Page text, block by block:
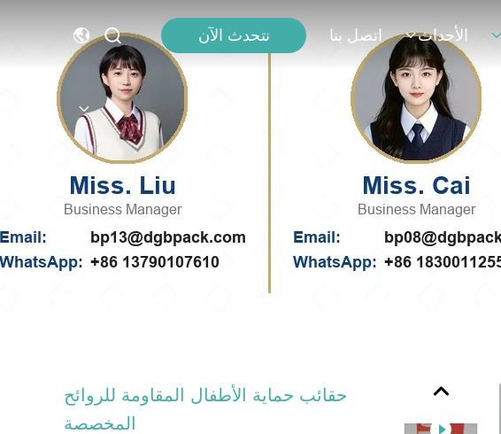
الأحداث اتصل بنا نتحدث الآن
حقائب حماية الأطفال المقاومة للروائح
المخصصة